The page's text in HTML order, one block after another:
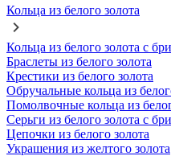
Кольца из белого золота
Кольца из белого золота с
Браслеты из белого золота
Крестики из белого золота
Обручальные кольца из
Помолвочные кольца из
Серьги из белого золота с
Цепочки из белого золота
Украшения из желтого золота